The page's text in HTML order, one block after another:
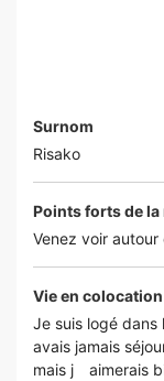
Surnom
Risako
Points forts de
Venez voir
Vie en colocation
Je suis logé
avais jamais
mais j aimerais